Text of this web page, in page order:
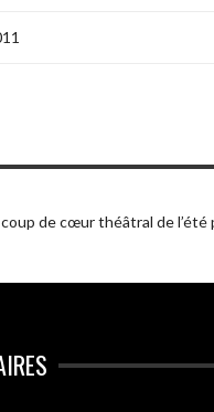
de cœur théâtral de l’été